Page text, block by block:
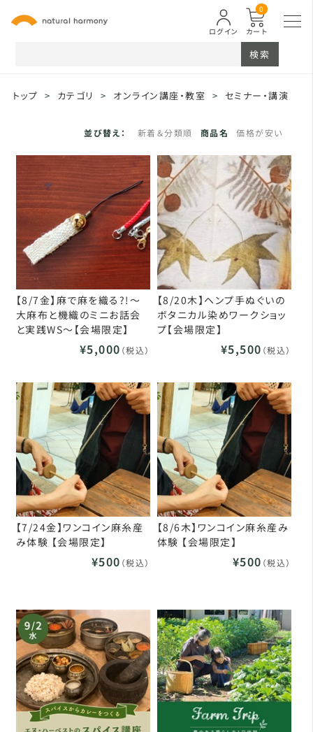
カート
0
ログイン
検索
トップ > カテゴリ > オンライン講座・教室 > セミナー・講演
並び替え： 新着＆分類順 商品名 価格が安い
【8/7金】麻で麻を織る?!～
大麻布と機織のミニお話会
と実践WS～【会場限定】
¥5,000 （税込）
【8/20木】ヘンプ手ぬぐいの
ボタニカル染めワークショッ
プ【会場限定】
¥5,500 （税込）
【7/24金】ワンコイン麻糸産
み体験 【会場限定】
¥500 （税込）
【8/6木】ワンコイン麻糸産み
体験 【会場限定】
¥500 （税込）